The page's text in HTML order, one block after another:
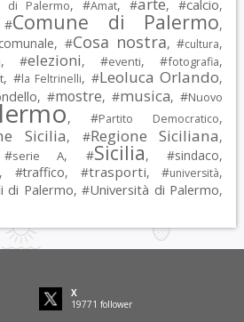
di Palermo, #Amat, # , #calcio,
Comune di Palermo,
, #Cosa nostra, #cultura,
, #elezioni, #eventi, #fotografia,
, #la Feltrinelli, #Leoluca Orlando,
, #mostre, #musica, #Nuovo
, #Partito Democratico,
Sicilia, #Regione Siciliana,
serie A, #Sicilia, #sindaco,
, #traffico, #trasporti, #università,
di Palermo, #Università di Palermo,
X
19771 follower